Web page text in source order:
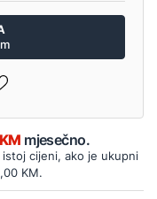
mjesečno.
cijeni, ako je ukupni
KM.